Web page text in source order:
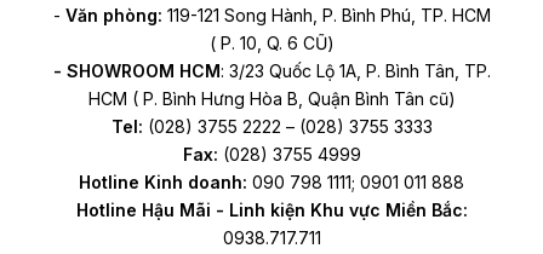
- Văn phòng: 119-121 Song Hành, P. Bình Phú, TP. HCM
( P. 10, Q. 6 CŨ)
- SHOWROOM HCM: 3/23 Quốc Lộ 1A, P. Bình Tân, TP.
HCM ( P. Bình Hưng Hòa B, Quận Bình Tân cũ)
Tel: (028) 3755 2222 – (028) 3755 3333
Fax: (028) 3755 4999
Hotline Kinh doanh: 090 798 1111; 0901 011 888
Hotline Hậu Mãi - Linh kiện Khu vực Miền Bắc:
0938.717.711